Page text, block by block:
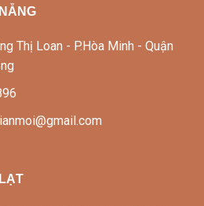
Thị Loan - P.Hòa Minh - Quận